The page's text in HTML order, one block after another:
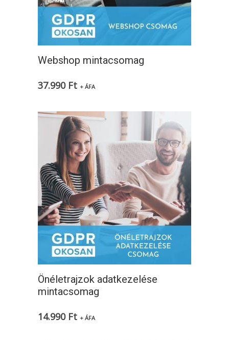
Webshop mintacsomag
37.990 Ft + ÁFA
Önéletrajzok adatkezelése
mintacsomag
14.990 Ft + ÁFA